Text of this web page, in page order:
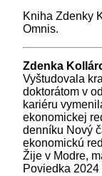
Kniha Zdenky
Omnis.
Zdenka
Vyštudovala
doktorátom v
kariéru
ekonomickej
denníku Nový
ekonomickú
Žije v Modre,
Poviedka